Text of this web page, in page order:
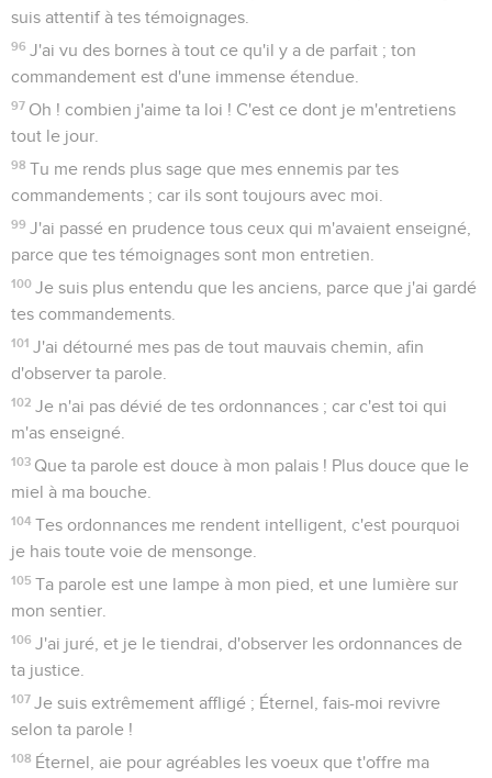
suis attentif à tes témoignages.
96 J'ai vu des bornes à tout ce qu'il y a de parfait ; ton
commandement est d'une immense étendue.
97 Oh ! combien j'aime ta loi ! C'est ce dont je m'entretiens
tout le jour.
98 Tu me rends plus sage que mes ennemis par tes
commandements ; car ils sont toujours avec moi.
99 J'ai passé en prudence tous ceux qui m'avaient enseigné,
parce que tes témoignages sont mon entretien.
100 Je suis plus entendu que les anciens, parce que j'ai gardé
tes commandements.
101 J'ai détourné mes pas de tout mauvais chemin, afin
d'observer ta parole.
102 Je n'ai pas dévié de tes ordonnances ; car c'est toi qui
m'as enseigné.
103 Que ta parole est douce à mon palais ! Plus douce que le
miel à ma bouche.
104 Tes ordonnances me rendent intelligent, c'est pourquoi
je hais toute voie de mensonge.
105 Ta parole est une lampe à mon pied, et une lumière sur
mon sentier.
106 J'ai juré, et je le tiendrai, d'observer les ordonnances de
ta justice.
107 Je suis extrêmement affligé ; Éternel, fais-moi revivre
selon ta parole !
108 Éternel, aie pour agréables les voeux que t'offre ma